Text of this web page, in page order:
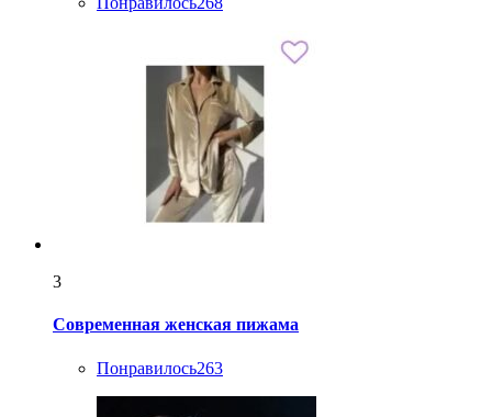
3
Современная женская пижама
Понравилось263